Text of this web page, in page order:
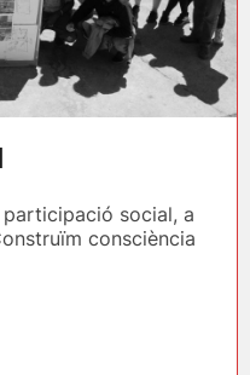
social, a
consciència